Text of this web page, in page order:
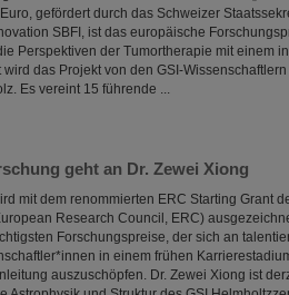
gefördert durch das Schweizer
SBFI, ist das europäische
Perspektiven der Tumortherapie mit einem
das Projekt von den GSI-
Es vereint 15 führende ...
geht an Dr. Zewei Xiong
mit dem renommierten ERC Starting Grant
Research Council, ERC)
Forschungspreise, der sich an
in einem frühen
auszuschöpfen. Dr. Zewei Xiong ist